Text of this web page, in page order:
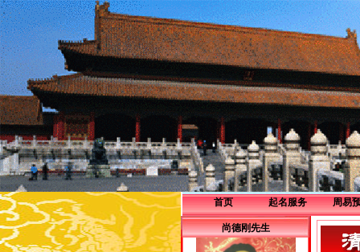
首页 起名服务
企业服务
个人服务
周易
尚德刚先生